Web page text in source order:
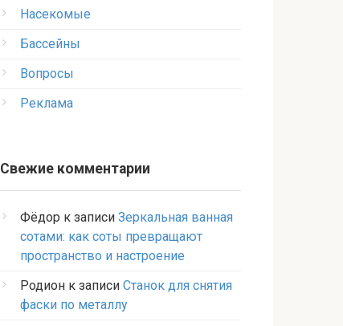
Насекомые
Бассейны
Вопросы
Реклама
Свежие комментарии
Фёдор к записи Зеркальная ванная
сотами: как соты превращают
пространство и настроение
Родион к записи Станок для снятия
фаски по металлу